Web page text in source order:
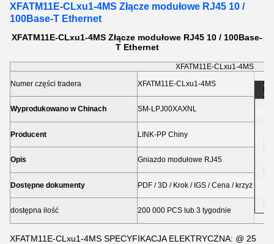
XFATM11E-CLxu1-4MS Złącze modułowe RJ45 10 /
100Base-T Ethernet
XFATM11E-CLxu1-4MS Złącze modułowe RJ45 10 / 100Base-
T Ethernet
XFATM11E-CLxu1-4MS
Numer części tradera
XFATM11E-CLxu1-4MS
50
Wyprodukowano w Chinach SM-LPJ00XAXNL
Producent LINK-PP Chiny
Opis Gniazdo modułowe RJ45
Dostępne dokumenty PDF / 3D / Krok / IGS / Cena / krzyż
dostępna ilość 200 000 PCS lub 3 tygodnie
XFATM11E-CLxu1-4MS SPECYFIKACJA ELEKTRYCZNA: @ 25